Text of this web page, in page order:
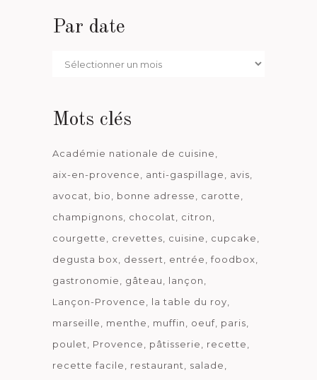
Par date
Par
Mots clés
Académie nationale de cuisine
aix-en-provence
anti-gaspillage
avis
avocat
bio bonne adresse
carotte
champignons
chocolat
citron
courgette
crevettes cuisine
cupcake
degusta box
dessert entrée
foodbox
gastronomie
gâteau
lançon
Lançon-Provence
la table du roy
marseille
menthe muffin oeuf paris
poulet
Provence pâtisserie
recette
recette facile
restaurant salade